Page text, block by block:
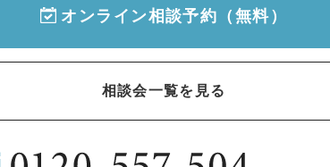
オンライン相談予約 （無料）
相談会一覧を見る